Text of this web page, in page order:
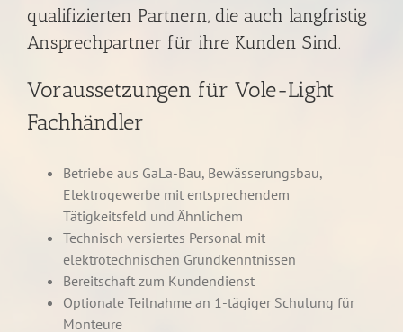
qualifizierten Partnern, die auch langfristig
Ansprechpartner für ihre Kunden Sind.
Voraussetzungen für Vole-Light
Fachhändler
Betriebe aus GaLa-Bau, Bewässerungsbau,
Elektrogewerbe mit entsprechendem
Tätigkeitsfeld und Ähnlichem
Technisch versiertes Personal mit
elektrotechnischen Grundkenntnissen
Bereitschaft zum Kundendienst
Optionale Teilnahme an 1-tägiger Schulung für
Monteure